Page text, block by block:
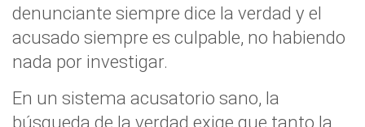
denunciante siempre dice la verdad y el
acusado siempre es culpable, no habiendo
nada por investigar.
En un sistema acusatorio sano, la
búsqueda de la verdad exige que tanto la